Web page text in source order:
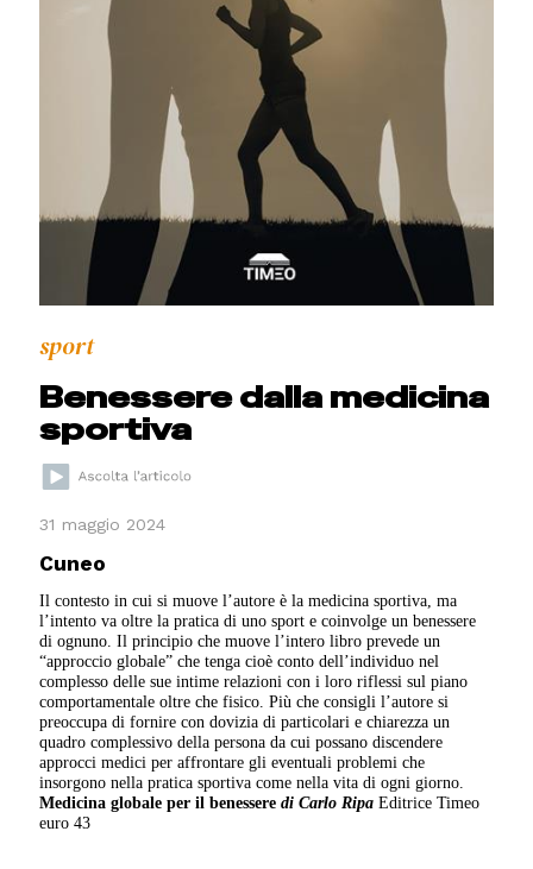
sport
Benessere dalla medicina
sportiva
31 maggio 2024
Cuneo
Il contesto in cui si muove l’autore è la medicina sportiva, ma
l’intento va oltre la pratica di uno sport e coinvolge un benessere
di ognuno. Il principio che muove l’intero libro prevede un
“approccio globale” che tenga cioè conto dell’individuo nel
complesso delle sue intime relazioni con i loro riflessi sul piano
comportamentale oltre che fisico. Più che consigli l’autore si
preoccupa di fornire con dovizia di particolari e chiarezza un
quadro complessivo della persona da cui possano discendere
approcci medici per affrontare gli eventuali problemi che
insorgono nella pratica sportiva come nella vita di ogni giorno.
Medicina globale per il benessere di Carlo Ripa Editrice Timeo
euro 43